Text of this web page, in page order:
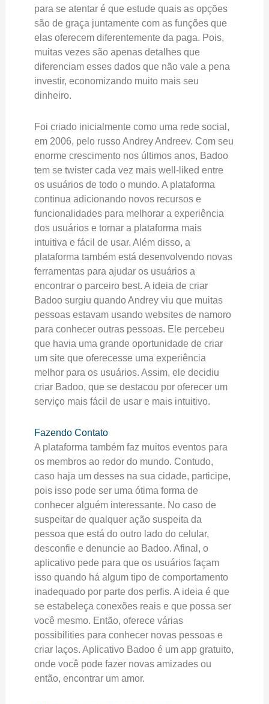
para se atentar é que estude quais as opções
são de graça juntamente com as funções que
elas oferecem diferentemente da paga. Pois,
muitas vezes são apenas detalhes que
diferenciam esses dados que não vale a pena
investir, economizando muito mais seu
dinheiro.
Foi criado inicialmente como uma rede social,
em 2006, pelo russo Andrey Andreev. Com seu
enorme crescimento nos últimos anos, Badoo
tem se twister cada vez mais well-liked entre
os usuários de todo o mundo. A plataforma
continua adicionando novos recursos e
funcionalidades para melhorar a experiência
dos usuários e tornar a plataforma mais
intuitiva e fácil de usar. Além disso, a
plataforma também está desenvolvendo novas
ferramentas para ajudar os usuários a
encontrar o parceiro best. A ideia de criar
Badoo surgiu quando Andrey viu que muitas
pessoas estavam usando websites de namoro
para conhecer outras pessoas. Ele percebeu
que havia uma grande oportunidade de criar
um site que oferecesse uma experiência
melhor para os usuários. Assim, ele decidiu
criar Badoo, que se destacou por oferecer um
serviço mais fácil de usar e mais intuitivo.
Fazendo Contato
A plataforma também faz muitos eventos para
os membros ao redor do mundo. Contudo,
caso haja um desses na sua cidade, participe,
pois isso pode ser uma ótima forma de
conhecer alguém interessante. No caso de
suspeitar de qualquer ação suspeita da
pessoa que está do outro lado do celular,
desconfie e denuncie ao Badoo. Afinal, o
aplicativo pede para que os usuários façam
isso quando há algum tipo de comportamento
inadequado por parte dos perfis. A ideia é que
se estabeleça conexões reais e que possa ser
você mesmo. Então, oferece várias
possibilities para conhecer novas pessoas e
criar laços. Aplicativo Badoo é um app gratuito,
onde você pode fazer novas amizades ou
então, encontrar um amor.